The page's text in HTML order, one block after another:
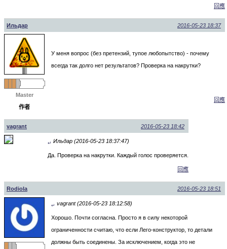
回應
Ильдар 2016-05-23 18:37
Master
作者
У меня вопрос (без претензий, тупое любопытство) - почему
всегда так долго нет результатов? Проверка на накрутки?
回應
vagrant 2016-05-23 18:42
↵ Ильдар (2016-05-23 18:37:47)
Да. Проверка на накрутки. Каждый голос проверяется.
回應
Rodiola 2016-05-23 18:51
↵ vagrant (2016-05-23 18:12:58)
Хорошо. Почти согласна. Просто я в силу некоторой
ограниченности считаю, что если Лего-конструктор, то детали
должны быть соединены. За исключением, когда это не